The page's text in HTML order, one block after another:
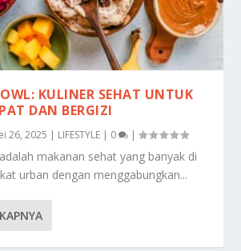
KULINER SEHAT UNTUK
DAN BERGIZI
26, 2025 | LIFESTYLE | 0 |
makanan sehat yang banyak di
urban dengan menggabungkan...